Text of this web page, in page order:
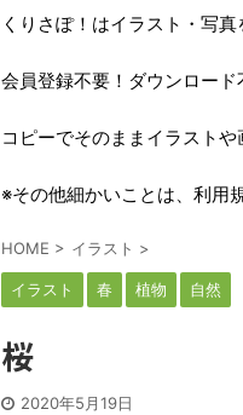
くりさぽ！はイラスト・写
会員登録不要！ダウンロード
コピーでそのままイラストや
※その他細かいことは、利用
HOME > イラスト >
イラスト 春 植物 自然
桜
2020年5月19日